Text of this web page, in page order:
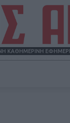
ΚΑΘΗΜΕΡΙΝΗ